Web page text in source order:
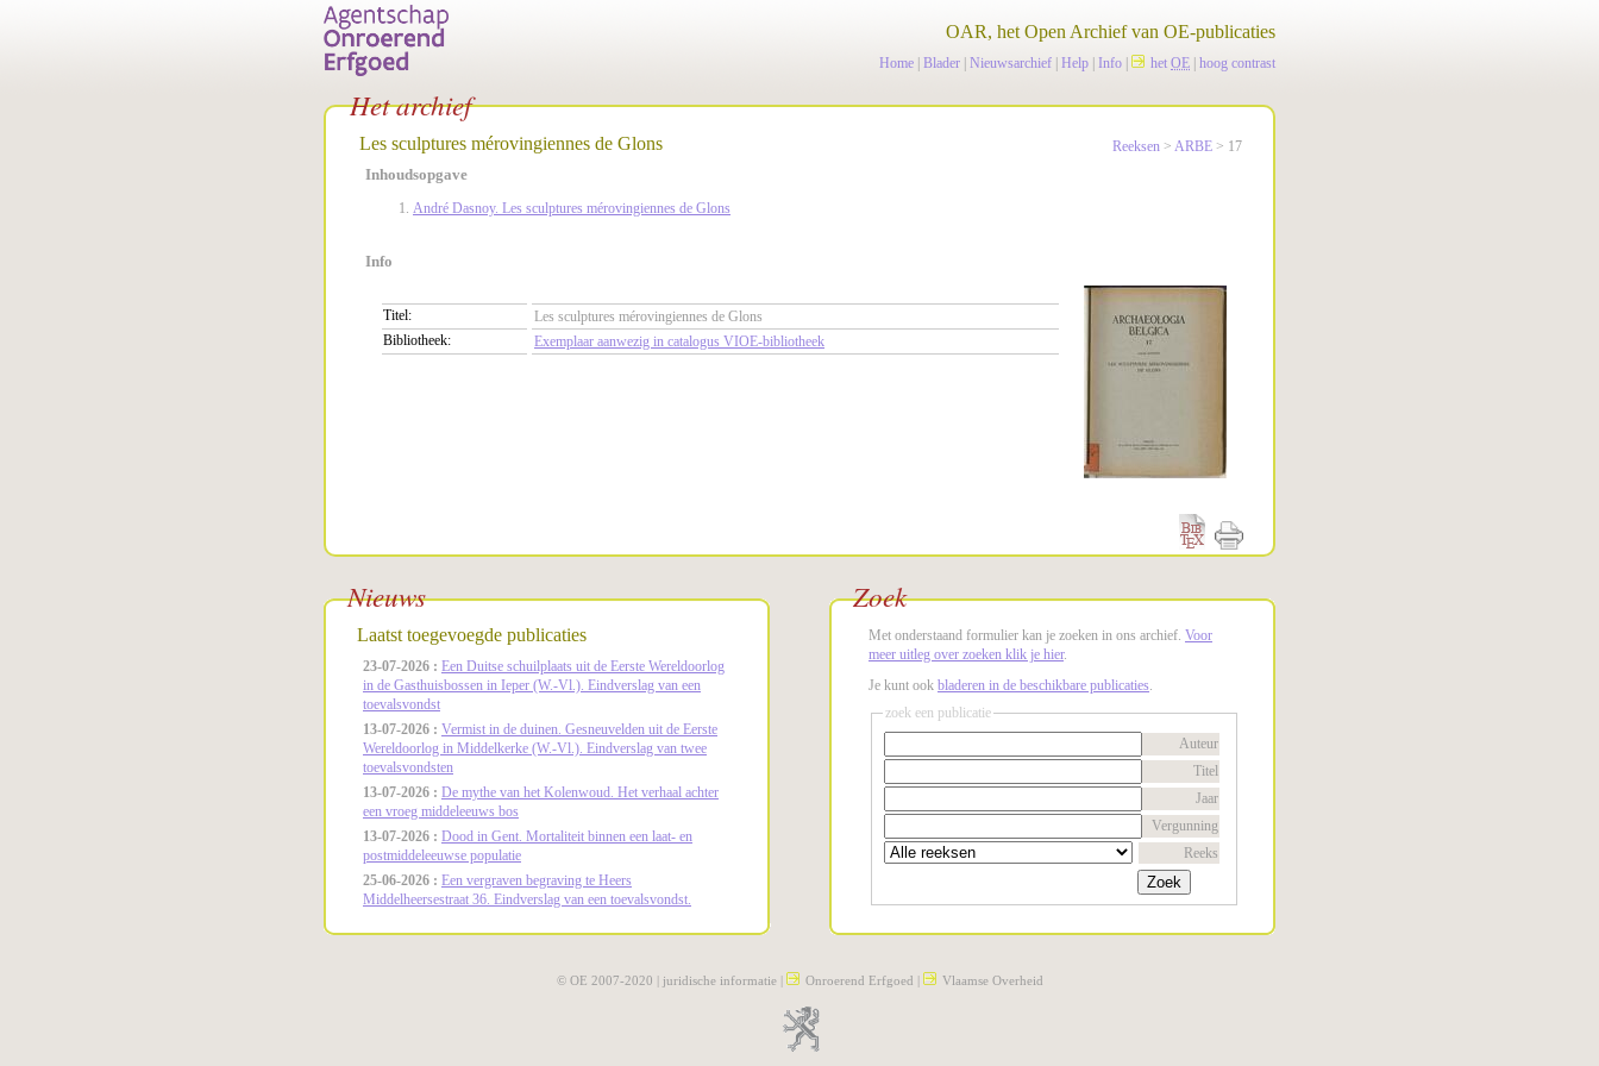
OAR, het Open Archief van OE-publicaties
Home Blader Nieuwsarchief Help Info het OE hoog contrast
Het archief
Reeksen > ARBE > 17
Les sculptures mérovingiennes de Glons
Inhoudsopgave
André Dasnoy. Les sculptures mérovingiennes de Glons
Info
Titel:
Les sculptures mérovingiennes de Glons
Bibliotheek:
Exemplaar aanwezig in catalogus VIOE-bibliotheek
Nieuws
Laatst toegevoegde publicaties
23-07-2026 : Een Duitse schuilplaats uit de Eerste Wereldoorlog
in de Gasthuisbossen in Ieper (W.-Vl.). Eindverslag van een
toevalsvondst
13-07-2026 : Vermist in de duinen. Gesneuvelden uit de Eerste
Wereldoorlog in Middelkerke (W.-Vl.). Eindverslag van twee
toevalsvondsten
13-07-2026 : De mythe van het Kolenwoud. Het verhaal achter
een vroeg middeleeuws bos
13-07-2026 : Dood in Gent. Mortaliteit binnen een laat- en
postmiddeleeuwse populatie
25-06-2026 : Een vergraven begraving te Heers
Middelheersestraat 36. Eindverslag van een toevalsvondst.
Zoek
Met onderstaand formulier kan je zoeken in ons archief. Voor
meer uitleg over zoeken klik je hier.
Je kunt ook bladeren in de beschikbare publicaties.
zoek een publicatie
Auteur
Titel
Jaar
Vergunning
Reeks
© OE 2007-2020 | juridische informatie| Onroerend Erfgoed | Vlaamse Overheid